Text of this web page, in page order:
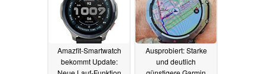
Amazfit-Smartwatch
bekommt Update:
Ausprobiert: Starke
und deutlich